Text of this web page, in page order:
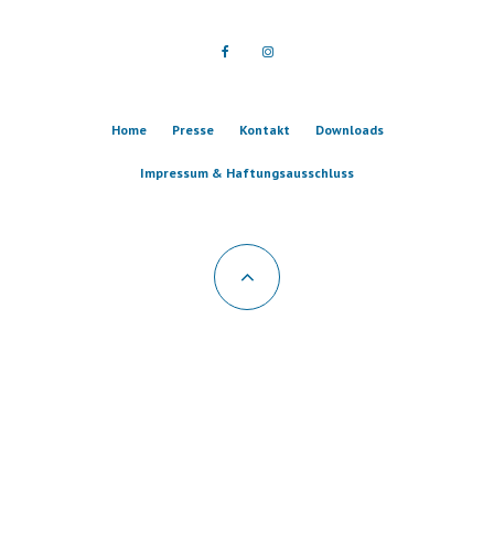
Home Presse Kontakt Downloads
Impressum & Haftungsausschluss